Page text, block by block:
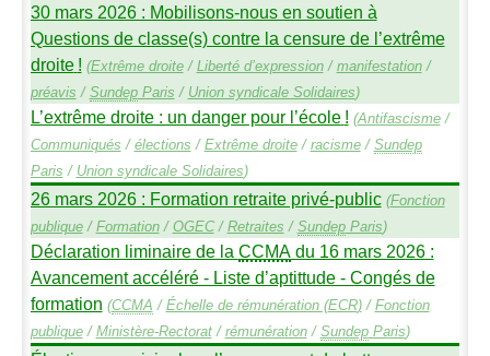
30 mars 2026 : Mobilisons-nous en soutien à
Questions de classe(s) contre la censure de l’extrême
droite ! (Extrême droite/ Liberté d’expression/ manifestation/
préavis / SundepParis / Union syndicale Solidaires)
L’extrême droite : un danger pour l’école ! (Antifascisme/
Communiqués / élections / Extrême droite/ racisme/ Sundep
Paris / Union syndicale Solidaires)
26 mars 2026 : Formation retraite privé-public (Fonction
publique/ Formation/ OGEC/ Retraites / SundepParis)
Déclaration liminaire de la CCMAdu 16 mars 2026 :
Avancement accéléré - Liste d’aptittude - Congés de
formation (CCMA / Échelle de rémunération (ECR)/ Fonction
publique/ Ministère-Rectorat/ rémunération/ SundepParis)